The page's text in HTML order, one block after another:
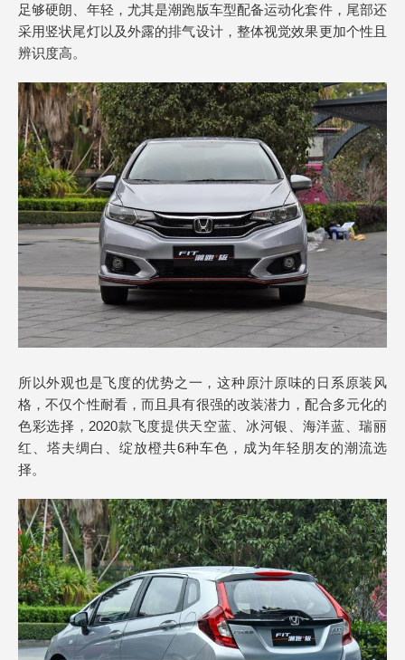
足够硬朗、年轻，尤其是潮跑版车型配备运动化套件，尾部还
采用竖状尾灯以及外露的排气设计，整体视觉效果更加个性且
辨识度高。
所以外观也是飞度的优势之一，这种原汁原味的日系原装风
格，不仅个性耐看，而且具有很强的改装潜力，配合多元化的
色彩选择，2020款飞度提供天空蓝、冰河银、海洋蓝、瑞丽
红、塔夫绸白、绽放橙共6种车色，成为年轻朋友的潮流选
择。